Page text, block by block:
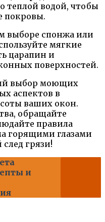
теплой водой, чтобы
покровы.
выборе спонжа или
мягкие
царапин и
поверхностей.
выбор моющих
аспектов в
ваших окон.
обращайте
правила
горящими глазами
грязи!
и